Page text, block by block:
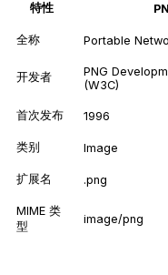
特性
全称 Portable
开发者
PNG
(W3C)
首次发布 1996
类别 Image
扩展名 .png
MIME 类
型
image/png